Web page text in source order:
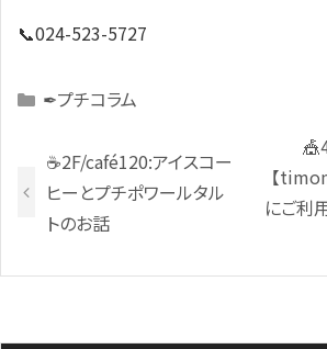
📞024-523-5727
Categories
✒プチコラム
☕2F/café120:アイスコー
ヒーとプチポワールタル
トのお話
【
にご利